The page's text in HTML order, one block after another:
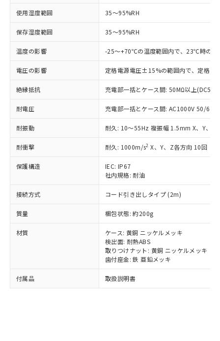
使用湿度範囲 35～95%RH
保存湿度範囲 35～95%RH
温度の影響 -25～+70℃の温度範囲内で、23℃時の
電圧の影響 定格電源電圧±15%の範囲内で、定格電
絶縁抵抗 充電部一括とケース間: 50MΩ以上
耐電圧 充電部一括とケース間: AC1000V 50/
耐振動 耐久: 10～55Hz 複振幅 1.5mm X、Y、Z
耐衝撃 耐久: 1000m/s2 X、Y、Z各方向 10回
保護構造
IEC: IP67
社内規格: 耐油
接続方式 コード引き出しタイプ (2m)
質量 梱包状態: 約200g
材質
ケース: 黄銅 ニッケルメッキ
検出面: 耐熱ABS
取りつけナット: 黄銅 ニッケルメッキ
歯付座金: 鉄 亜鉛メッキ
付属品 取扱説明書
本サービスは、当社制御機器事業取扱
商品の当社在庫状況および標準価格
(税抜)を提供させていただくもので
当社制御機器事業取扱商品の中には、
本サービスの対象外となる商品もある
在庫状況および標準価格照会結果は、
記載している更新日時点での社内デー
タに基づき作成されるものであり、閲
覧された時点での実際の在庫および標
準価格とは異なる場合があることをご
了承ください。
正式な納期状況および標準価格はお客
様のお取引先、またはお客様担当のオ
ムロン制御機器販売店・当社販売員に
ご相談ください。
オムロン制御機器販売店や当社販売拠
在庫状況および標準価格結果を当社の
事前の承諾なく第三者に漏洩または開
示しないようお願いします。
マイパーツ機能（部品リスト作成サー
ビス）をご利用いただくには、I-Web
メンバーズにご登録されている必要が
あります。
調査・確認中：EU RoHS指令（10物質）の
非含有の対応状況を調査中または確認中の
商品です。
非該当品：ライセンス料など無形物で、有
害物質有無と関係のない商品です。
仕入先様の事情により、非含有部品として
いたものが、含有品と判明した場合などや
むを得ず変更することがあります。
*EU RoHS指令（10物質）：
鉛(Pb) 1000ppm以下、 水銀(Hg) 1000ppm以下、 カド
ミウム(Cd) 100ppm以下、
六価クロム(Cr(Ⅵ)) 1000ppm以下、ポリ臭化ビフェニル
類(PBB) 1000ppm以下、ポリ臭化ジフェニルエーテル類
(PBDE) 1000ppm以下、フタル酸ビス(2-エチルヘキシ
（DBP） 1000ppm以下、フタル酸ジイソブチル
但し、RoHS指令で産業用監視および制御機器に対する
適用除外項目は除く。
フタル酸エステル類の４物質については閾値を超える意
図的な使用がないことを確認しています。
部品在庫の切り替え状況などにより、予定
月が前後することがあります。
※1 中国RoHS○×表
「○」：最大均質材料含有率が中国RoHSの
基準値以下であることを示します。
「×」：最大均質材料含有率が中国RoHSの
基準値を超えていることを示します。
「－」：未確認です。当社販売部門へお問
い合わせください。
*中国RoHS10物質の基準値 (GB/T26572)：
Pb(鉛) :1000ppm、 Hg(水銀) : 1000ppm、 Cd(カドミウ
ニル類) : 1000ppm、 PBDEs(ポリ臭化ジフェニルエーテ
DBP(フタル酸ジブチル) : 1000ppm、 DIBP(フタル酸ジ
イソブチル) : 1000ppm、 BBP(フタル酸ブチルベンジ
DEHP(フタル酸ビス(2-エチルヘキシル)) : 1000ppm
※2 環境保護使用期限
「ｅ」：有害物質（10物質）のすべてが基
準値以下であることを示します。
「10」：通常の使用状況下において有害物
質が外部に漏えいし、環境に深刻な影響を
及ぼさない年数を意味します。
「－」：未確認です。当社販売部門へお問
当社は、これら貴社製品のうち、外国
為替および外国貿易法に定める商品
（以下｢規制貨物等」という）を輸出
または国外への提供する場合は、日本
可)を取得するなどの必要な手続きを
当社は規制貨物を破棄する場合は、完
全に破砕するなど、違法に輸出されな
いよう必要な手段を講じます。
当社は貴社製品を、核兵器、ミサイ
ル、化学兵器、生物兵器またはその他
武器並びにこれらの製造装置等に一切
使用いたしません。
当社は、貴社製品を第三者に販売する
場合は、上記1、2および3の内容を当
該第三者に通知します。また当社は、
販売先および販売に係わる関係者が違
法に輸出するおそれがある場合は、取
り引きをいたしません。
一定数以上の在庫あり
一定数には満たないが在庫あり
在庫なし(最新の在庫状況につ
いては、お客様のお取引先、ま
たはお客様担当のオムロン制御
認ください)
受注生産機種、また在庫状況の
情報を公開していない機種